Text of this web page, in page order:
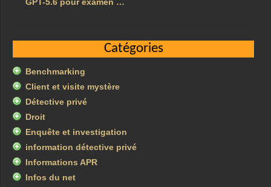
Catégories
Benchmarking
Client et visite mystère
Détective privé
Droit
Enquête et investigation
information détective privé
Informations APR
Infos du net